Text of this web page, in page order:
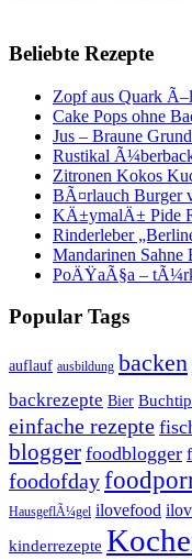
Beliebte Rezepte
Zopf aus Quark
Cake Pops ohne
Jus – Braune
Rustikal
Zitronen Kokos
BÃ¤rlauch Burger
KÄ±ymalÄ± Pide
Rinderleber
Mandarinen Sahne
PoÄŸaÃ§a –
Popular Tags
auflauf ausbildung backen
backrezepte Bier
einfache rezepte
blogger foodblogger
foodofday
HausgeflÃ¼gel ilovefood
kinderrezepte